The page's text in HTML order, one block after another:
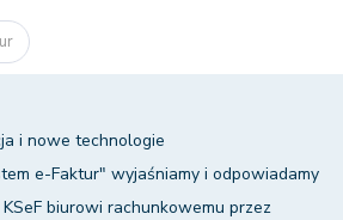
i nowe technologie
e-Faktur" wyjaśniamy i odpowiadamy
biurowi rachunkowemu przez